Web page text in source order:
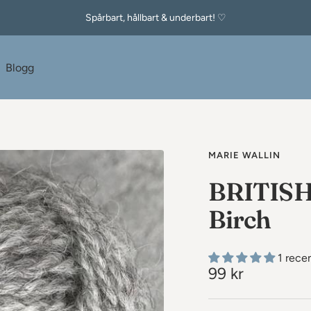
Spårbart, hållbart & underbart! ♡
Blogg
MARIE WALLIN
Birch
1
Rea-
pris
99 kr